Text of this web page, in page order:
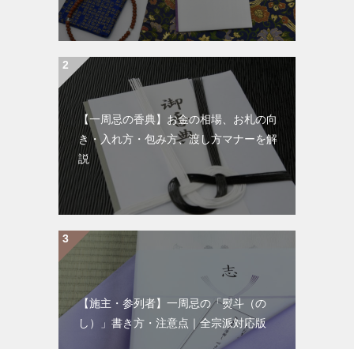
【一周忌の香典】お金の相場、お札の向
き・入れ方・包み方、渡し方マナーを解
説
【施主・参列者】一周忌の「熨斗（の
し）」書き方・注意点｜全宗派対応版